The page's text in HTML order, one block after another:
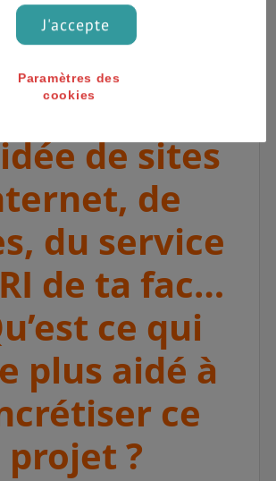
Pendant la
de
séjour, t’es-
de sites
de
du service
de ta fac…
ce qui
plus aidé à
ce
projet ?
J'accepte
Paramètres des
cookies